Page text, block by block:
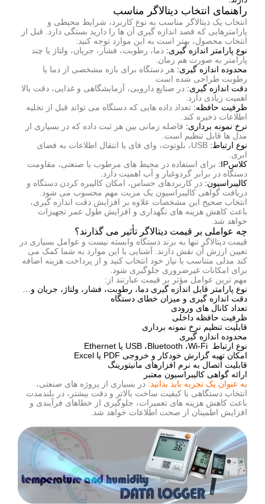
راهنمای انتخاب دیتالاگر مناسب
انتخاب یک دیتالاگر مناسب به نوع کاربرد، شرایط محیطی و
پارامترهایی که قصد اندازه گیری آن ها را دارید بستگی دارد. قبل از
انتخاب محصول، بهتر است به این موارد توجه کنید:
نوع پارامتر اندازه گیری: دما، رطوبت، فشار، جریان، ولتاژ یا چند
پارامتر به صورت هم زمان.
محدوده اندازه گیری: هر دستگاه برای بازه مشخصی از دما یا
رطوبت طراحی شده است.
دقت اندازه گیری: در صنایع دارویی، آزمایشگاهی و غذایی، دقت بالا
اهمیت زیادی دارد.
ظرفیت حافظه: تعداد داده هایی که دستگاه می تواند قبل از تخلیه
اطلاعات ذخیره کند.
نرخ نمونه برداری: فاصله زمانی بین هر ثبت داده که در بسیاری از
مدل ها قابل تنظیم است.
نوع ارتباط:
USB، بلوتوث، وای فای یا انتقال اطلاعات به فضای
ابری.
کلاسIP:
برای استفاده در محیط های مرطوب یا صنعتی، مقاومت
دستگاه در برابر گردوغبار و آب اهمیت دارد.
کالیبراسیون: در کاربردهای حساس، امکان کالیبره کردن دستگاه و
دریافت گواهی کالیبراسیون یک مزیت مهم محسوب می شود.
انتخاب صحیح این مشخصات علاوه بر افزایش دقت اندازه گیری،
باعث کاهش هزینه های نگهداری و افزایش طول عمر تجهیزات
خواهد شد.
چه عواملی بر قیمت دیتالاگر تأثیر می گذارند؟
قیمت دیتالاگر تنها به برند دستگاه وابسته نیست و عوامل بسیاری در
تعیین ارزش آن نقش دارند. آشنایی با این موارد به شما کمک می
کند مدلی متناسب با نیاز خود انتخاب کنید و از پرداخت هزینه اضافه
برای امکانات غیرضروری جلوگیری شود.
مهم ترین عوامل مؤثر بر قیمت عبارتند از:
نوع پارامتر قابل اندازه گیری دما، رطوبت، فشار، ولتاژ، جریان و…
دقت اندازه گیری و میزان خطای دستگاه
تعداد کانال های ورودی
ظرفیت حافظه داخلی
قابلیت تنظیم نرخ نمونه برداری
محدوده اندازه گیری
نوع ارتباط USB ،Bluetooth ،Wi-Fi یا Ethernet
امکان تهیه گزارش خودکار و خروجی PDF یا Excel
قابلیت اتصال به نرم افزارهای مانیتورینگ
ارائه گواهی کالیبراسیون معتبر
به عنوان یک تجربه باید بدانید: در بسیاری از پروژه های صنعتی،
انتخاب دستگاهی با کیفیت ساخت بالاتر و دقت بیشتر، در بلندمدت
باعث کاهش هزینه های تعمیرات، جلوگیری از خطاهای فرآیندی و
افزایش اطمینان از صحت اطلاعات خواهد شد.